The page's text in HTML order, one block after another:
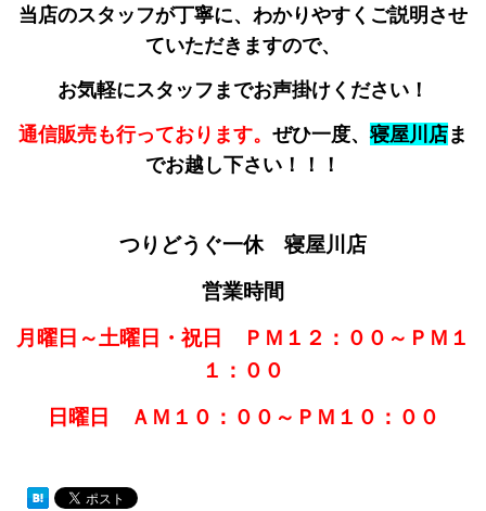
当店のスタッフが丁寧に、わかりやすくご説明させ
ていただきますので、
お気軽にスタッフまでお声掛けください！
通信販売も行っております。 ぜひ一度、寝屋川店ま
でお越し下さい！！！
つりどうぐ一休 寝屋川店
営業時間
月曜日～土曜日・祝日 ＰＭ１２：００～ＰＭ１
１：００
日曜日 ＡＭ１０：００～ＰＭ１０：００